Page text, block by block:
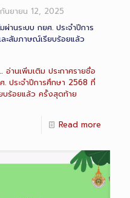
กันยายน 12, 2025
านระบบ กยศ. ประจำปีการ
ะสัมภาษณ์เรียบร้อยแล้ว
อ่านเพิ่มเติม ประกาศรายชื่อ
ประจำปีการศึกษา 2568 ที่
บร้อยแล้ว ครั้งสุดท้าย
Read more